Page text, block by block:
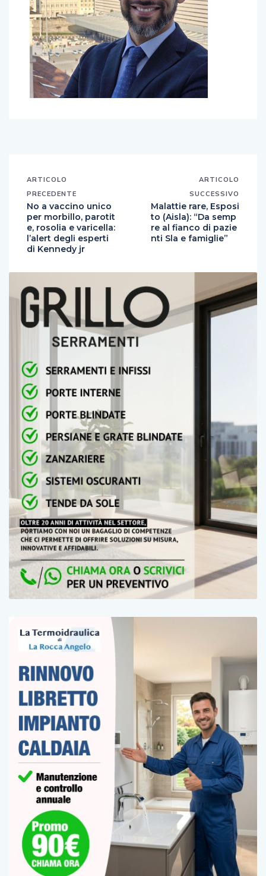
ARTICOLO
PRECEDENTE
No a vaccino unico
per morbillo, parotit
e, rosolia e varicella:
l’alert degli esperti
di Kennedy jr
ARTICOLO
SUCCESSIVO
Malattie rare, Esposi
to (Aisla): “Da semp
re al fianco di pazie
nti Sla e famiglie”